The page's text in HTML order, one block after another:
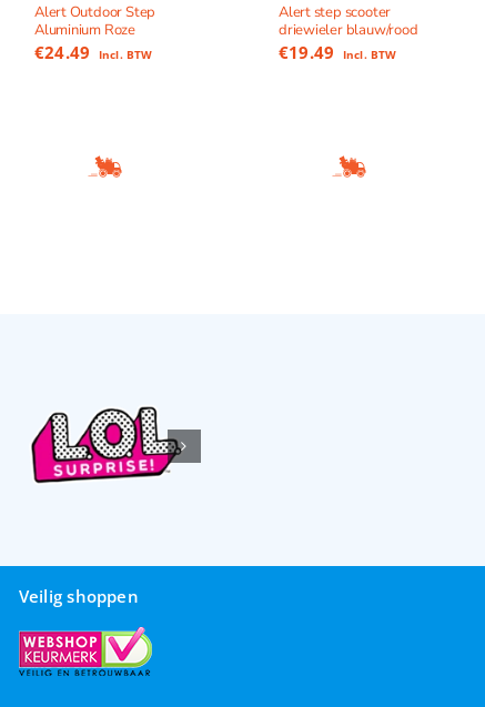
Alert Outdoor Step
Aluminium Roze
€24.49 Incl. BTW
Alert step scooter
driewieler blauw/rood
€19.49 Incl. BTW
Veilig shoppen